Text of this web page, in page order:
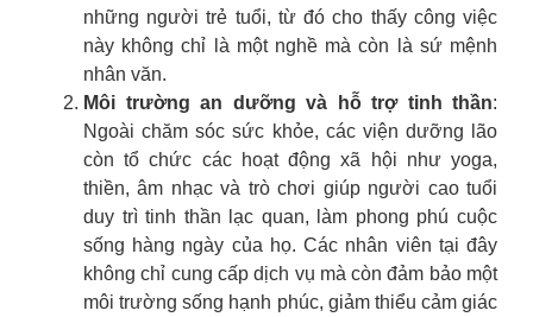
những người trẻ tuổi, từ đó cho thấy công việc
này không chỉ là một nghề mà còn là sứ mệnh
nhân văn.
Môi trường an dưỡng và hỗ trợ tinh thần:
Ngoài chăm sóc sức khỏe, các viện dưỡng lão
còn tổ chức các hoạt động xã hội như yoga,
thiền, âm nhạc và trò chơi giúp người cao tuổi
duy trì tinh thần lạc quan, làm phong phú cuộc
sống hàng ngày của họ. Các nhân viên tại đây
không chỉ cung cấp dịch vụ mà còn đảm bảo một
môi trường sống hạnh phúc, giảm thiểu cảm giác